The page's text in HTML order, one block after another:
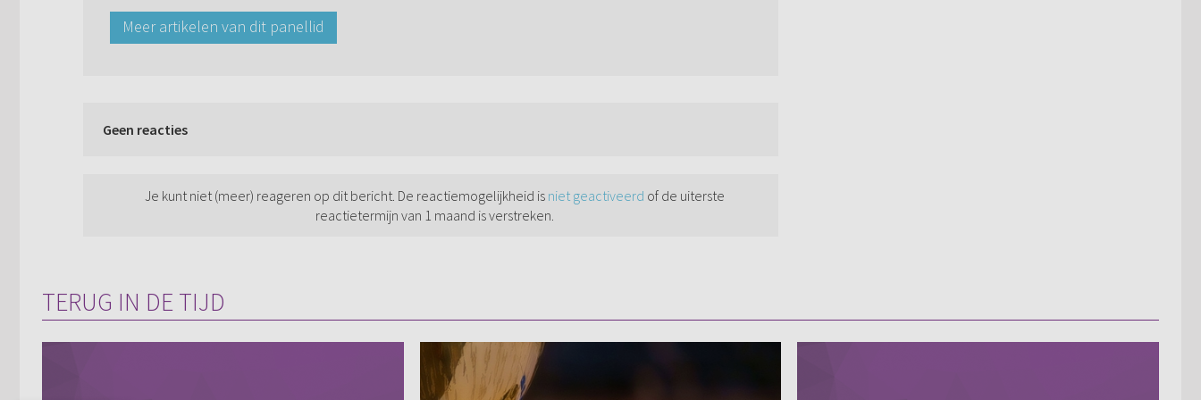
Meer artikelen van dit panellid
Geen reacties
Je kunt niet (meer) reageren op dit bericht. De reactiemogelijkheid is niet geactiveerd of de uiterste
reactietermijn van 1 maand is verstreken.
TERUG IN DE TIJD